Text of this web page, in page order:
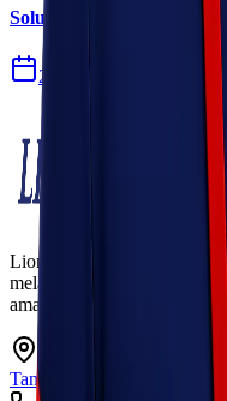
Solusi Logistik untuk
27 Jul 2026
Lionel Express adalah
melayani pengiriman barang
aman, dan harga kompetitif.
Ruko Garden Square
Tangerang, Banten 15124